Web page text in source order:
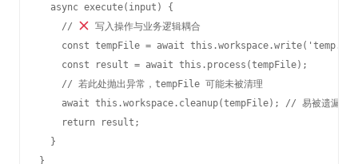
  async execute(input) {
    //
写入操作与业务逻辑耦合
const tempFile = await
    const result = await this.process(tempFile);
    // 若此处抛出异常，tempFile 可能未被清理
    await this.workspace.cleanup(tempFile); // 易被遗漏
    return result;
  }